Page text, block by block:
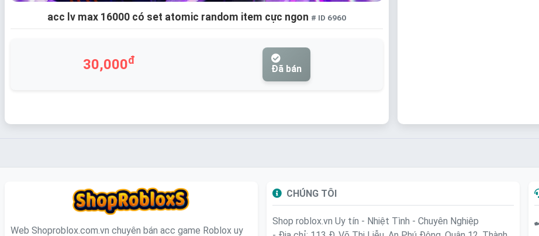
acc lv max 16000 có set atomic random item cực ngon # ID 6960
30,000đ
Đã bán
Web Shoproblox.com.vn chuyên bán acc game Roblox uy
CHÚNG TÔI
Shop roblox.vn Uy tín - Nhiệt Tình - Chuyên Nghiệp